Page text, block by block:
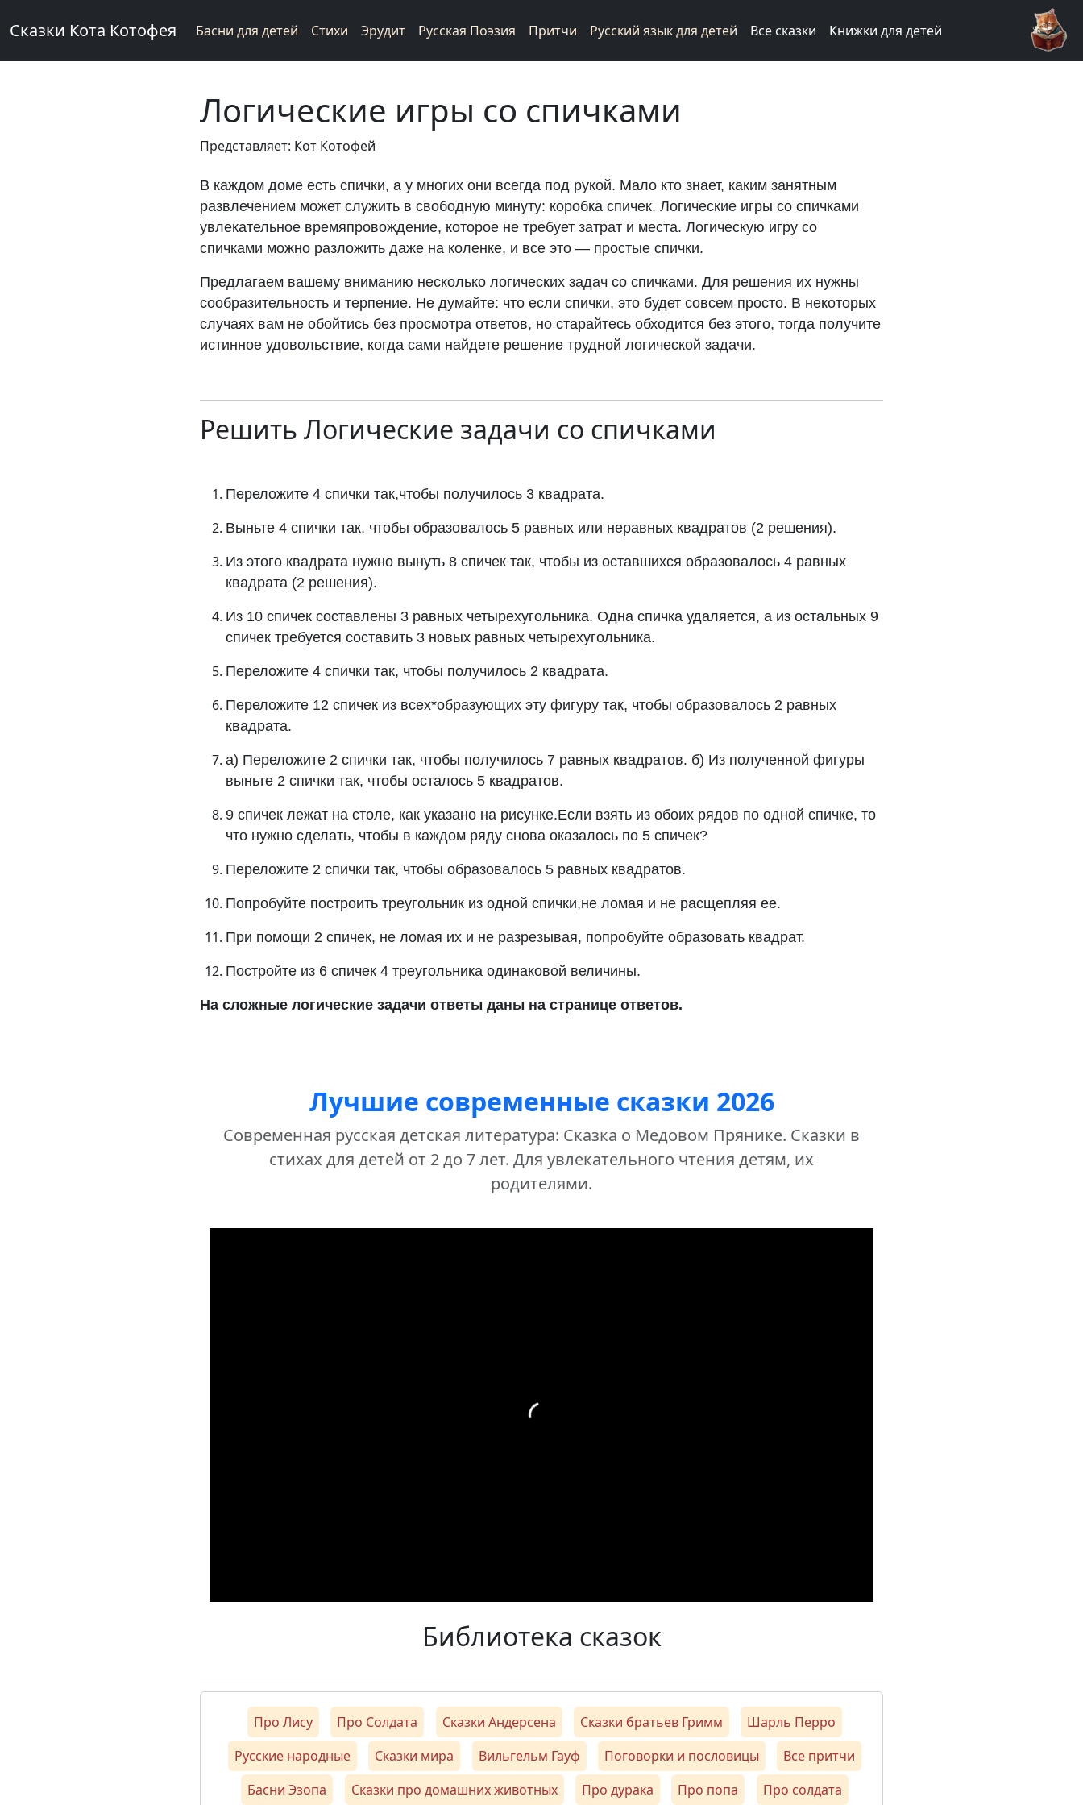
Сказки Кота Котофея Басни для детей Стихи Эрудит Русская Поэзия Притчи Русский язык для детей Все сказки Книжки для детей
Логические игры со спичками
Представляет: Кот Котофей
В каждом доме есть спички, а у многих они всегда под рукой. Мало кто знает, каким занятным
развлечением может служить в свободную минуту: коробка спичек. Логические игры со спичками
увлекательное времяпровождение, которое не требует затрат и места. Логическую игру со
спичками можно разложить даже на коленке, и все это — простые спички.
Предлагаем вашему вниманию несколько логических задач со спичками. Для решения их нужны
сообразительность и терпение. Не думайте: что если спички, это будет совсем просто. В некоторых
случаях вам не обойтись без просмотра ответов, но старайтесь обходится без этого, тогда получите
истинное удовольствие, когда сами найдете решение трудной логической задачи.
Решить Логические задачи со спичками
Переложите 4 спички так,чтобы получилось 3 квадрата.
Выньте 4 спички так, чтобы образовалось 5 равных или неравных квадратов (2 решения).
Из этого квадрата нужно вынуть 8 спичек так, чтобы из оставшихся образовалось 4 равных
квадрата (2 решения).
Из 10 спичек составлены 3 равных четырехугольника. Одна спичка удаляется, а из остальных 9
спичек требуется составить 3 новых равных четырехугольника.
Переложите 4 спички так, чтобы получилось 2 квадрата.
Переложите 12 спичек из всех*образующих эту фигуру так, чтобы образовалось 2 равных
квадрата.
а) Переложите 2 спички так, чтобы получилось 7 равных квадратов. б) Из полученной фигуры
выньте 2 спички так, чтобы осталось 5 квадратов.
9 спичек лежат на столе, как указано на рисунке.Если взять из обоих рядов по одной спичке, то
что нужно сделать, чтобы в каждом ряду снова оказалось по 5 спичек?
Переложите 2 спички так, чтобы образовалось 5 равных квадратов.
Попробуйте построить треугольник из одной спички,не ломая и не расщепляя ее.
При помощи 2 спичек, не ломая их и не разрезывая, попробуйте образовать квадрат.
Постройте из 6 спичек 4 треугольника одинаковой величины.
На сложные логические задачи ответы даны на странице ответов.
Лучшие современные сказки 2026
Современная русская детская литература: Сказка о Медовом Прянике. Сказки в
стихах для детей от 2 до 7 лет. Для увлекательного чтения детям, их
родителями.
Библиотека сказок
Про Лису Про Солдата Сказки Андерсена Сказки братьев Гримм
Шарль Перро
Русские народные
Сказки мира Вильгельм Гауф Поговорки и пословицы
Все притчи
Басни Эзопа
Сказки про домашних животных Про дурака Про попа Про солдата